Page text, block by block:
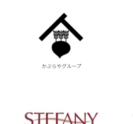
かぶらやグループ